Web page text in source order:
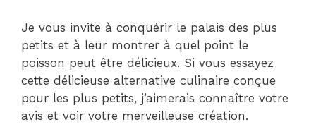
Je vous invite à conquérir le palais des plus
petits et à leur montrer à quel point le
poisson peut être délicieux. Si vous essayez
cette délicieuse alternative culinaire conçue
pour les plus petits, j’aimerais connaître votre
avis et voir votre merveilleuse création.